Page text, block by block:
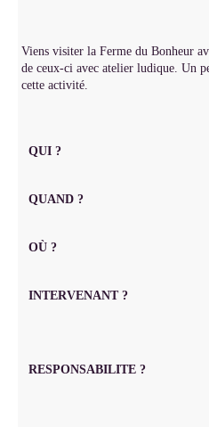
Viens visiter la Ferme du Bonheur
de ceux-ci avec atelier ludique. Un
cette activité.
QUI ?
QUAND ?
OÙ ?
INTERVENANT ?
RESPONSABILITE ?